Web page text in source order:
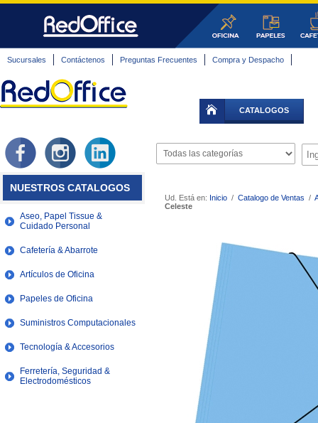
Sucursales Contáctenos Preguntas Frecuentes Compra y Despacho
CATALOGOS
NUESTROS CATALOGOS
Aseo, Papel Tissue &
Cuidado Personal
Cafetería & Abarrote
Artículos de Oficina
Papeles de Oficina
Suministros Computacionales
Tecnología & Accesorios
Ferretería, Seguridad &
Electrodomésticos
Ud. Está en: Inicio / Catalogo de Ventas /
Celeste